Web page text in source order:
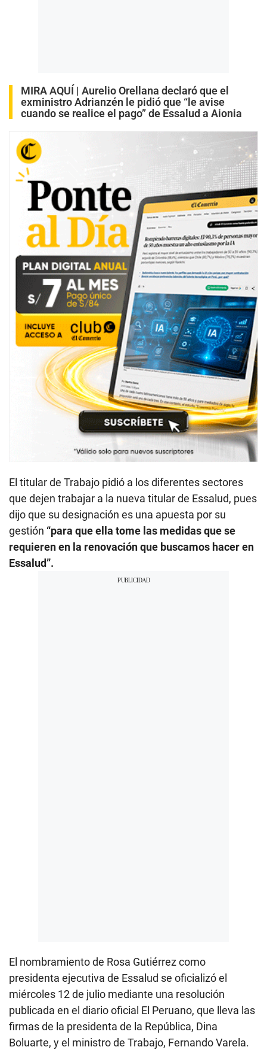
MIRA AQUÍ | Aurelio Orellana declaró que el
exministro Adrianzén le pidió que “le avise
cuando se realice el pago” de Essalud a Aionia
El titular de Trabajo pidió a los diferentes sectores
que dejen trabajar a la nueva titular de Essalud, pues
dijo que su designación es una apuesta por su
gestión “para que ella tome las medidas que se
requieren en la renovación que buscamos hacer en
Essalud”.
El nombramiento de Rosa Gutiérrez como
presidenta ejecutiva de Essalud se oficializó el
miércoles 12 de julio mediante una resolución
publicada en el diario oficial El Peruano, que lleva las
firmas de la presidenta de la República, Dina
Boluarte, y el ministro de Trabajo, Fernando Varela.